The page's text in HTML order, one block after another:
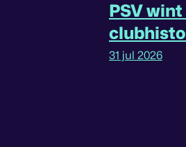
PSV
31 jul 2026